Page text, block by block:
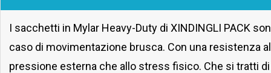
I sacchetti in Mylar Heavy-Duty di XINDINGLI PACK
caso di movimentazione brusca. Con una resistenza
pressione esterna che allo stress fisico. Che si tratti